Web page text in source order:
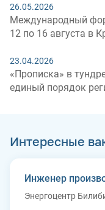
26.05.2026
Международный
12 по 16 августа в
23.04.2026
«Прописка» в
единый порядок
Интересные
Энергоцентр